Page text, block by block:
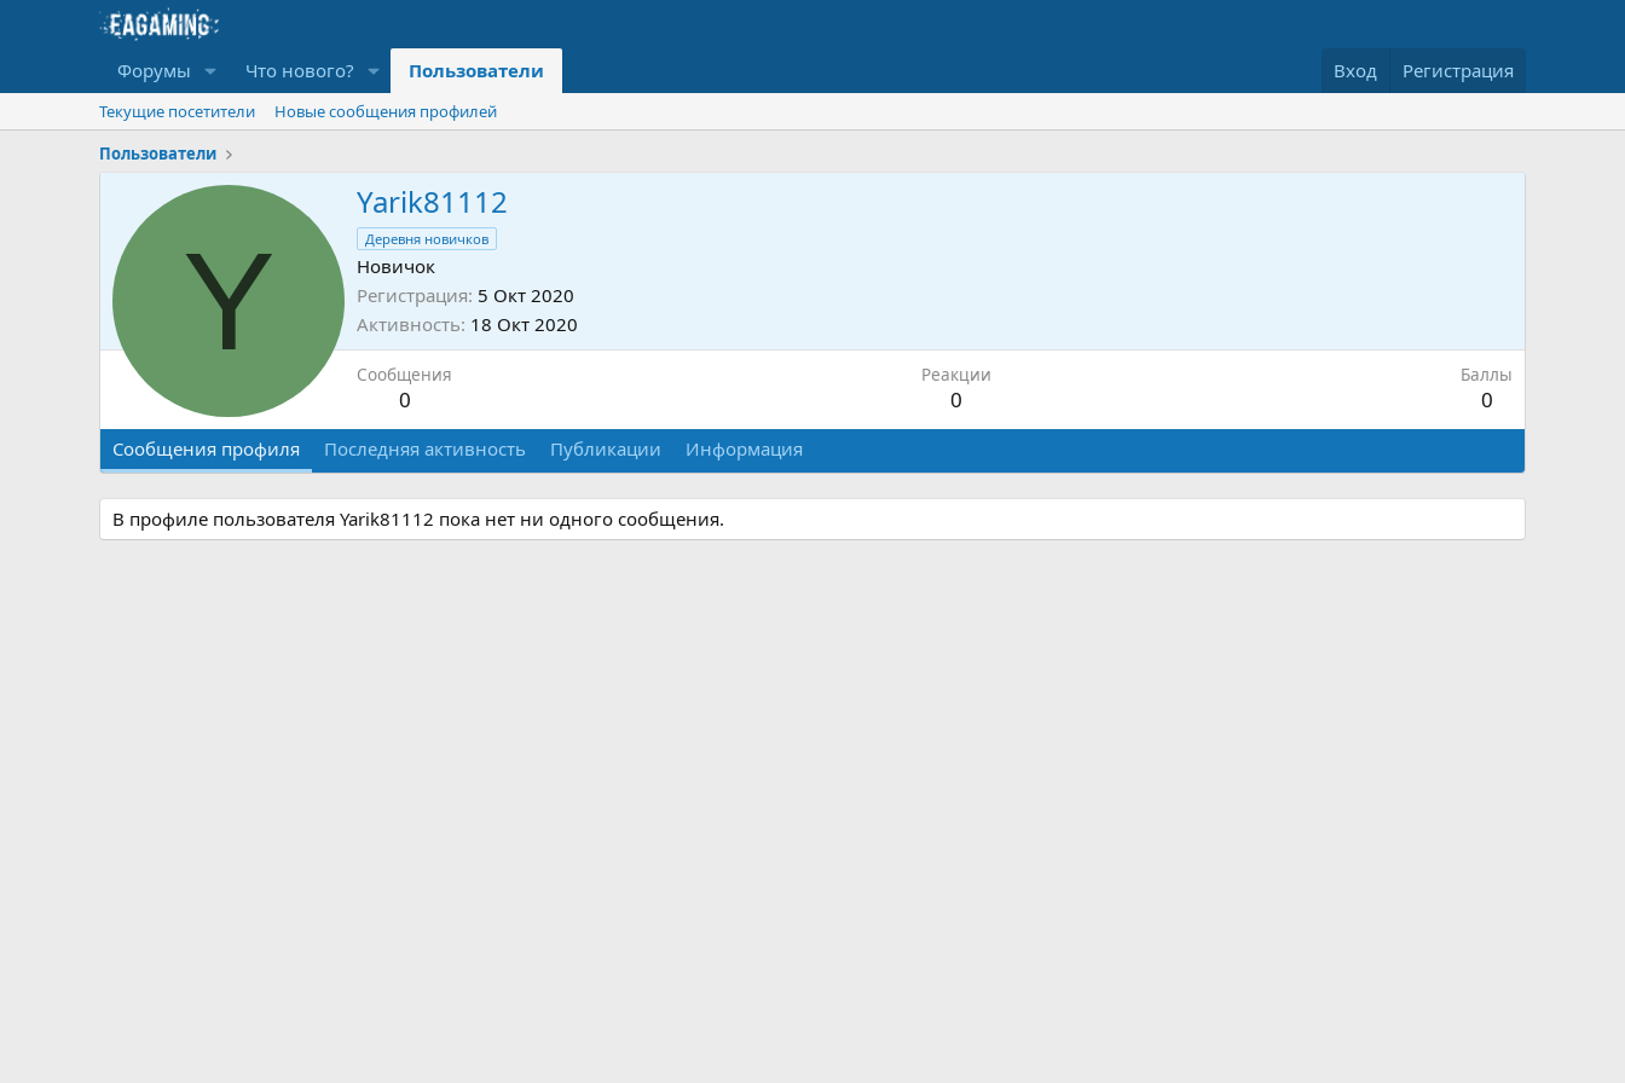
Форумы Что нового? Пользователи Вход Регистрация
Текущие посетители
Новые сообщения профилей
Пользователи
Y
Yarik81112
Деревня новичков
Новичок
Регистрация 5 Окт 2020
Активность 18 Окт 2020
Сообщения
0
Реакции
0
Баллы
0
Сообщения профиля Последняя активность Публикации Информация
В профиле пользователя Yarik81112 пока нет ни одного сообщения.